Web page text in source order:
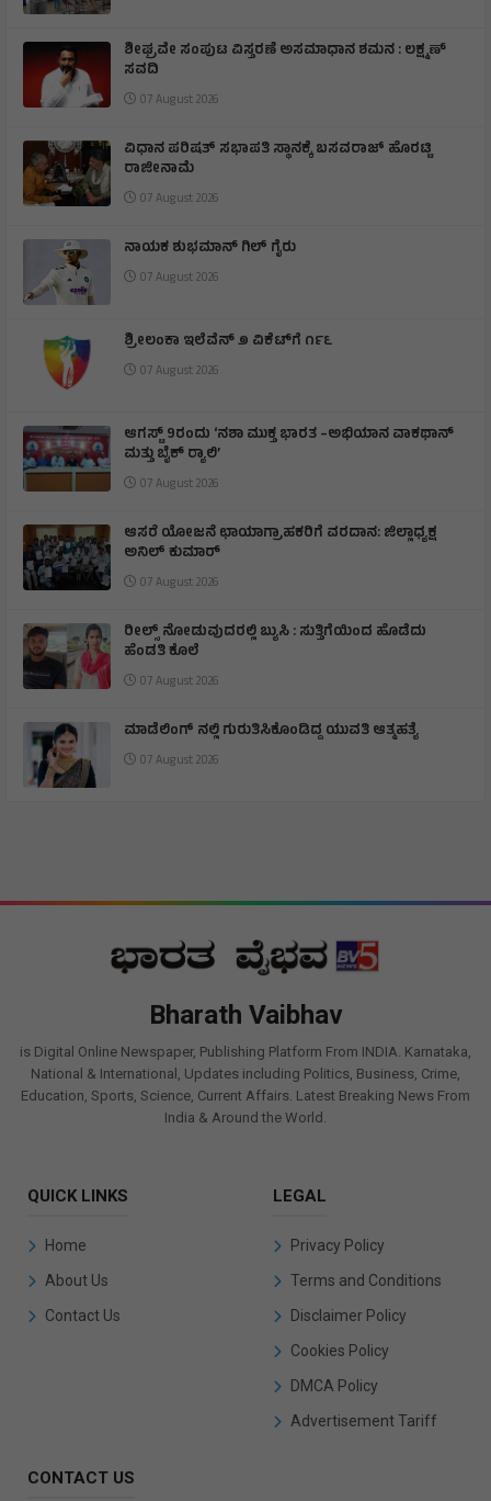
ಶೀಘ್ರವೇ ಸಂಪುಟ ವಿಸ್ತರಣೆ ಅಸಮಾಧಾನ ಶಮನ : ಲಕ್ಷ್ಮಣ್
ಸವದಿ
07 August 2026
ವಿಧಾನ ಪರಿಷತ್ ಸಭಾಪತಿ ಸ್ಥಾನಕ್ಕೆ ಬಸವರಾಜ್ ಹೊರಟ್ಟಿ
ರಾಜೀನಾಮೆ
07 August 2026
ನಾಯಕ ಶುಭಮಾನ್ ಗಿಲ್ ಗೈರು
07 August 2026
ಶ್ರೀಲಂಕಾ ಇಲೆವೆನ್ ೨ ವಿಕೆಟ್‌ಗೆ ೧೯೬
07 August 2026
ಆಗಸ್ಟ್ 9ರಂದು ‘ನಶಾ ಮುಕ್ತ ಭಾರತ –ಅಭಿಯಾನ ವಾಕಥಾನ್
ಮತ್ತು ಬೈಕ್ ರ‍್ಯಾಲಿ’
07 August 2026
ಆಸರೆ ಯೋಜನೆ ಛಾಯಾಗ್ರಾಹಕರಿಗೆ ವರದಾನ: ಜಿಲ್ಲಾಧ್ಯಕ್ಷ
ಅನಿಲ್ ಕುಮಾರ್
07 August 2026
ರೀಲ್ಸ್ ನೋಡುವುದರಲ್ಲಿ ಬ್ಯುಸಿ : ಸುತ್ತಿಗೆಯಿಂದ ಹೊಡೆದು
ಹೆಂಡತಿ ಕೊಲೆ
07 August 2026
ಮಾಡೆಲಿಂಗ್ ನಲ್ಲಿ ಗುರುತಿಸಿಕೊಂಡಿದ್ದ ಯುವತಿ ಆತ್ಮಹತ್ಯೆ
07 August 2026
Bharath Vaibhav
is Digital Online Newspaper, Publishing Platform From INDIA. Karnataka,
National & International, Updates including Politics, Business, Crime,
Education, Sports, Science, Current Affairs. Latest Breaking News From
India & Around the World.
QUICK LINKS
Home
About Us
Contact Us
LEGAL
Privacy Policy
Terms and Conditions
Disclaimer Policy
Cookies Policy
DMCA Policy
Advertisement Tariff
CONTACT US